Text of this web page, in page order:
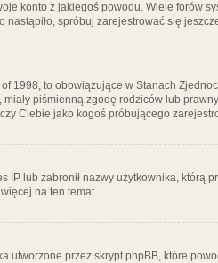
konto z jakiegoś powodu. Wiele forów
spróbuj zarejestrować się
1998, to obowiązujące w Stanach
piśmienną zgodę rodziców lub
Ciebie jako kogoś próbującego
IP lub zabronił nazwy użytkownika, którą
na ten temat.
utworzone przez skrypt phpBB, które